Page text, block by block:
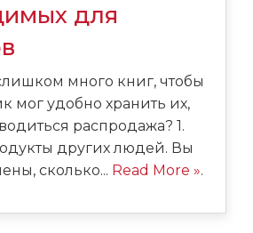
для
много книг, чтобы
мог удобно хранить их,
распродажа? 1.
других людей. Вы
сколько... Read More ».